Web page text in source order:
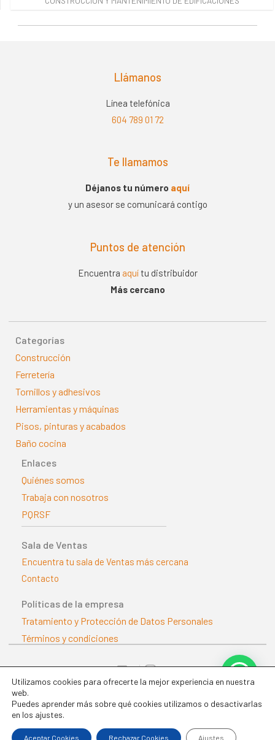
Llámanos
Línea telefónica
604 789 01 72
Te llamamos
Déjanos tu número aquí
y un asesor se comunicará contigo
Puntos de atención
Encuentra aquítu distribuidor
Más cercano
Categorías
Construcción
Ferretería
Tornillos y adhesivos
Herramientas y máquinas
Pisos, pinturas y acabados
Baño cocina
Enlaces
Quiénes somos
Trabaja con nosotros
PQRSF
Sala de Ventas
Encuentra tu sala de Ventas más cercana
Contacto
Políticas de la empresa
Tratamiento y Protección de Datos Personales
Términos y condiciones
Realizado por Que Gallo | Todos los derechos reservados
Utilizamos cookies para ofrecerte la mejor experiencia en nuestra
web.
Puedes aprender más sobre qué cookies utilizamos o desactivarlas
en los ajustes.
Aceptar Cookies Rechazar Cookies Ajustes